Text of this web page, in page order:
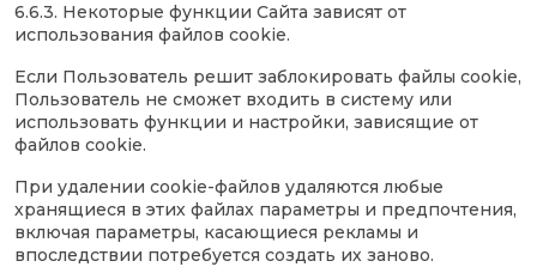
6.6.3. Некоторые функции Сайта зависят от
использования файлов cookie.
Если Пользователь решит заблокировать файлы сookie,
Пользователь не сможет входить в систему или
использовать функции и настройки, зависящие от
файлов сookie.
При удалении cookie-файлов удаляются любые
хранящиеся в этих файлах параметры и предпочтения,
включая параметры, касающиеся рекламы и
впоследствии потребуется создать их заново.